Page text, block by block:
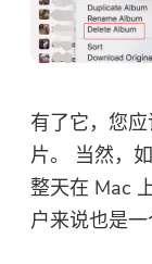
有了它，您
片。 当然，
整天在 Mac
户来说也是一